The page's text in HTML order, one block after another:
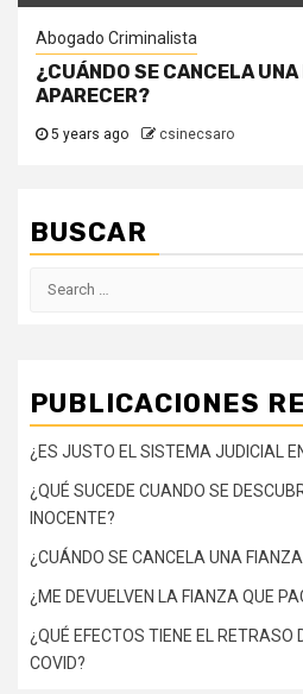
Abogado Criminalista
¿CUÁNDO SE CANCELA UNA
APARECER?
5 years ago csinecsaro
BUSCAR
PUBLICACIONES
¿ES JUSTO EL SISTEMA JUDICIAL
¿QUÉ SUCEDE CUANDO SE
INOCENTE?
¿CUÁNDO SE CANCELA UNA
¿ME DEVUELVEN LA FIANZA QUE
¿QUÉ EFECTOS TIENE EL RETRASO
COVID?